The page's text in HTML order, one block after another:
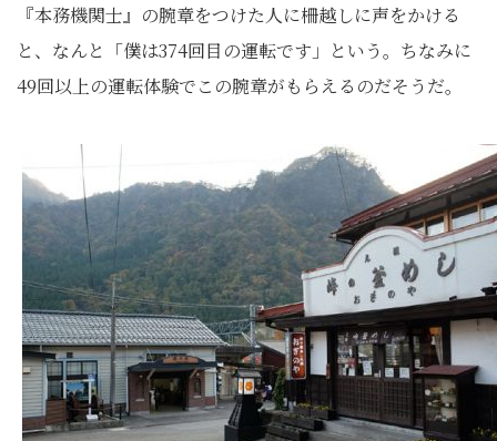
『本務機関士』の腕章をつけた人に柵越しに声をかける
と、なんと「僕は374回目の運転です」という。ちなみに
49回以上の運転体験でこの腕章がもらえるのだそうだ。